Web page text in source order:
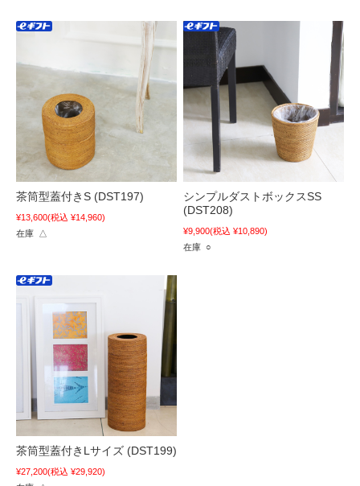
茶筒型蓋付きS (DST197)
¥13,600(税込 ¥14,960)
在庫 △
シンプルダストボックスSS
(DST208)
¥9,900(税込 ¥10,890)
在庫 ○
茶筒型蓋付きLサイズ (DST199)
¥27,200(税込 ¥29,920)